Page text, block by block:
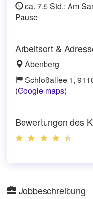
ca. 7.5 Std.: Am
Pause
Arbeitsort &
Abenberg
Schloßallee 1,
(Google maps)
Bewertungen des
Jobbeschreibung